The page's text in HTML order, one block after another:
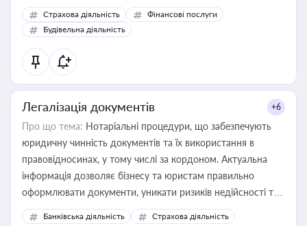
корисне для власника бізнесу, керівника, юриста або
бухгалтера під час оподаткування, приватизації, оренди
державного майна, корпоративних угод і перевірки
статусу суб'єктів оціночної діяльності
Страхова діяльність
Фінансові послуги
Будівельна діяльність
Легалізація документів +6
Про що тема: Нотаріальні процедури, що забезпечують
юридичну чинність документів та їх використання в
правовідносинах, у тому числі за кордоном. Актуальна
інформація дозволяє бізнесу та юристам правильно
оформлювати документи, уникати ризиків недійсності та
забезпечувати їх належне прийняття органами влади та
Банківська діяльність Страхова діяльність